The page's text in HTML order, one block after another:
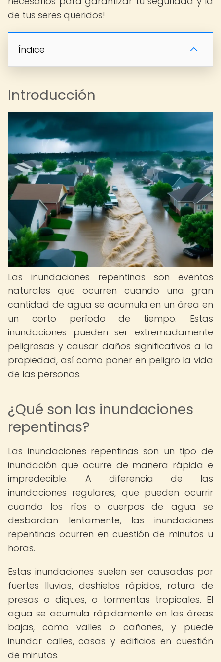
de tus seres queridos!
Índice
Introducción
Las inundaciones repentinas son eventos
naturales que ocurren cuando una gran
cantidad de agua se acumula en un área en
un corto período de tiempo. Estas
inundaciones pueden ser extremadamente
peligrosas y causar daños significativos a la
propiedad, así como poner en peligro la vida
de las personas.
¿Qué son las inundaciones
repentinas?
Las inundaciones repentinas son un tipo de
inundación que ocurre de manera rápida e
impredecible. A diferencia de las
inundaciones regulares, que pueden ocurrir
cuando los ríos o cuerpos de agua se
desbordan lentamente, las inundaciones
repentinas ocurren en cuestión de minutos u
horas.
Estas inundaciones suelen ser causadas por
fuertes lluvias, deshielos rápidos, rotura de
presas o diques, o tormentas tropicales. El
agua se acumula rápidamente en las áreas
bajas, como valles o cañones, y puede
inundar calles, casas y edificios en cuestión
de minutos.